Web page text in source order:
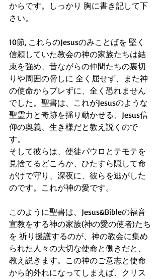
からです。しっかり 胸に書き記して下
さい。
10節, これらのJesusのみことばを 堅く
信頼していた教会の神の家族たちは結
束を強め、昔ながらの仲間たちの裏切
りや周囲の脅しに 全く屈せず、また神
の使命からブレずに、全く恐れません
でした。聖書は、これがJesusのような
聖霊力と奇跡を揺り動かせる、Jesus信
仰の奥義、生き様だと教え説くので
す。
そして彼らは、使徒パウロとテモテを
見捨てるどころか、ひたすら隠して命
がけで守り、深夜に、彼らを逃がした
のです。これが神の愛です。
このように聖書は、Jesus&Bibleの福音
宣教をする神の家族(神の愛の使者)たち
を 祈り援護するのが、神の教会に集め
られた人々の大切な使命と働きだと、
教え説きます。この神のご意志と使命
から的外れになってしまえば、クリス